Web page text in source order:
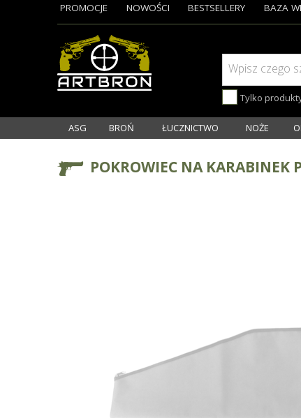
Wpisz czego
Tylko
PROMOCJE NOWOŚCI BESTSELLERY BAZA
ASG BROŃ ŁUCZNICTWO NOŻE
POKROWIEC NA KARABINEK